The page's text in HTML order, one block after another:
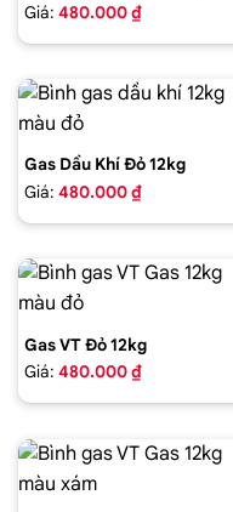
Giá: 480.000 ₫
Gas Dầu Khí Đỏ 12kg
Giá: 480.000 ₫
Gas VT Đỏ 12kg
Giá: 480.000 ₫